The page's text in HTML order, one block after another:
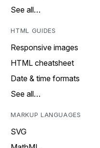
See all…
HTML GUIDES
Responsive images
HTML cheatsheet
Date & time formats
See all…
MARKUP LANGUAGES
SVG